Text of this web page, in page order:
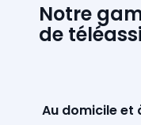
Notre
de
Au domicile et